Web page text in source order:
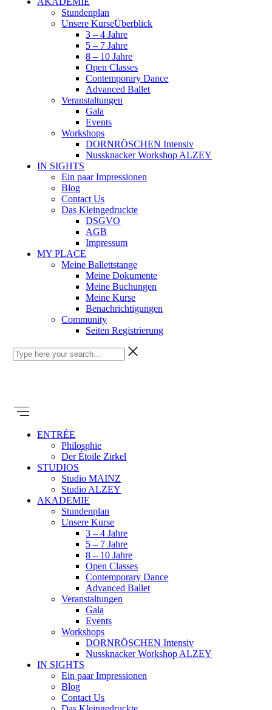
Stundenplan
Unsere KurseÜberblick
3 – 4 Jahre
5 – 7 Jahre
8 – 10 Jahre
Open Classes
Contemporary Dance
Advanced Ballet
Veranstaltungen
Gala
Events
Workshops
DORNRÖSCHEN Intensiv
Nussknacker Workshop ALZEY
IN SIGHTS
Ein paar Impressionen
Blog
Contact Us
Das Kleingedruckte
DSGVO
AGB
Impressum
MY PLACE
Meine Ballettstange
Meine Dokumente
Meine Buchungen
Meine Kurse
Benachrichtigungen
Community
Seiten Registrierung
ENTRÉE
Philosphie
Der Étoile Zirkel
STUDIOS
Studio MAINZ
Studio ALZEY
AKADEMIE
Stundenplan
Unsere Kurse
3 – 4 Jahre
5 – 7 Jahre
8 – 10 Jahre
Open Classes
Contemporary Dance
Advanced Ballet
Veranstaltungen
Gala
Events
Workshops
DORNRÖSCHEN Intensiv
Nussknacker Workshop ALZEY
IN SIGHTS
Ein paar Impressionen
Blog
Contact Us